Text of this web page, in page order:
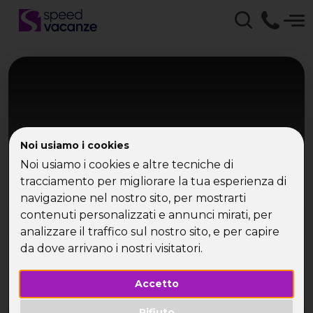
Noi usiamo i cookies
Noi usiamo i cookies e altre tecniche di
tracciamento per migliorare la tua esperienza di
navigazione nel nostro sito, per mostrarti
contenuti personalizzati e annunci mirati, per
analizzare il traffico sul nostro sito, e per capire
da dove arrivano i nostri visitatori.
Accetto
Toscana
Salsa Weekend